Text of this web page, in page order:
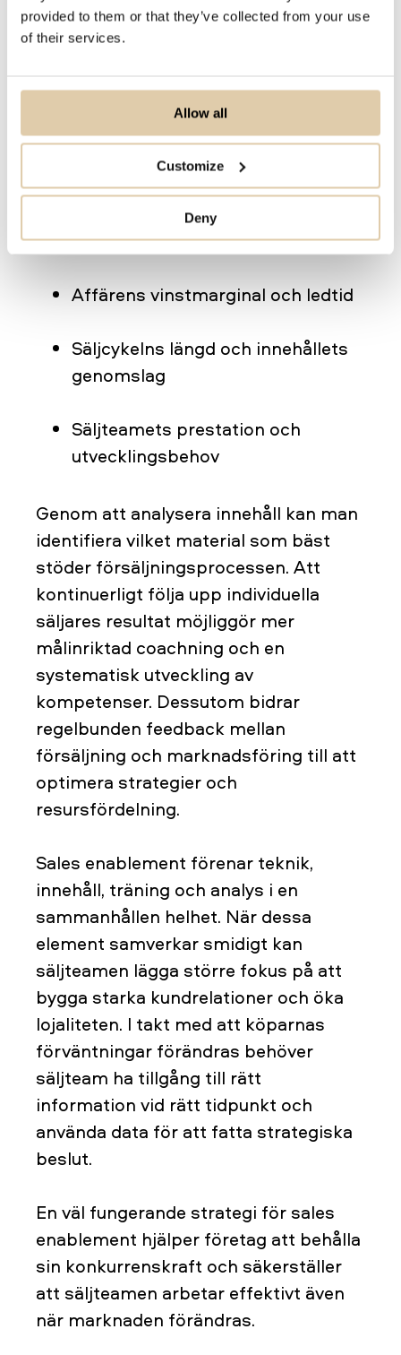
provided to them or that they’ve collected from your use
of their services.
Allow all
Customize
Deny
tillgång till relevant sälj- och
utbildningsmaterial.
4. Mät rätt – och få ut mer av din
För att en strategi för sales
enablement ska kunna utvecklas
kontinuerligt måste dess effektivitet
mätas. Viktiga nyckeltal inkluderar:
Affärens vinstmarginal och ledtid
Säljcykelns längd och innehållets
genomslag
Säljteamets prestation och
utvecklingsbehov
Genom att analysera innehåll kan man
identifiera vilket material som bäst
stöder försäljningsprocessen. Att
kontinuerligt följa upp individuella
säljares resultat möjliggör mer
målinriktad coachning och en
systematisk utveckling av
kompetenser. Dessutom bidrar
regelbunden feedback mellan
försäljning och marknadsföring till att
optimera strategier och
resursfördelning.
Sales enablement förenar teknik,
innehåll, träning och analys i en
sammanhållen helhet. När dessa
element samverkar smidigt kan
säljteamen lägga större fokus på att
bygga starka kundrelationer och öka
lojaliteten. I takt med att köparnas
förväntningar förändras behöver
säljteam ha tillgång till rätt
information vid rätt tidpunkt och
använda data för att fatta strategiska
beslut.
En väl fungerande strategi för sales
enablement hjälper företag att behålla
sin konkurrenskraft och säkerställer
att säljteamen arbetar effektivt även
när marknaden förändras.